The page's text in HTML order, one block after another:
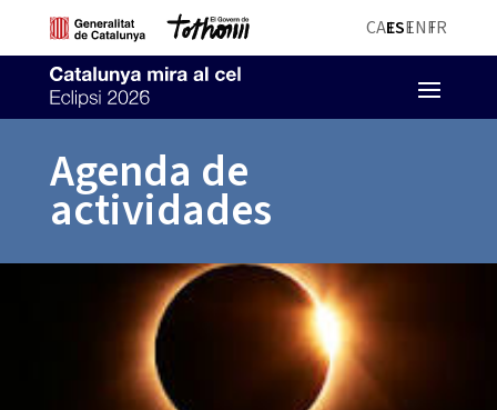
CAESENFR
Agenda de
actividades